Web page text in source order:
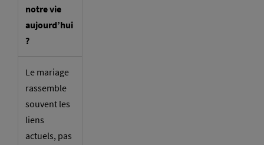
notre vie
aujourd’hui
?
Le mariage
rassemble
souvent les
liens
actuels, pas